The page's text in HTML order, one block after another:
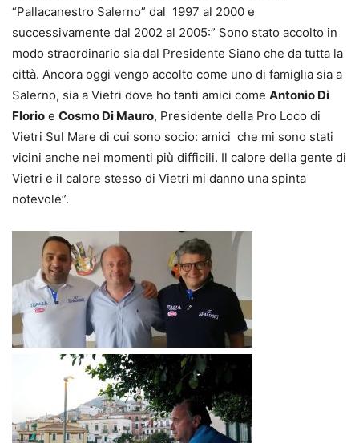
“Pallacanestro Salerno” dal 1997 al 2000 e
successivamente dal 2002 al 2005:” Sono stato accolto in
modo straordinario sia dal Presidente Siano che da tutta la
città. Ancora oggi vengo accolto come uno di famiglia sia a
Salerno, sia a Vietri dove ho tanti amici come Antonio Di
Florio e Cosmo Di Mauro, Presidente della Pro Loco di
Vietri Sul Mare di cui sono socio: amici che mi sono stati
vicini anche nei momenti più difficili. Il calore della gente di
Vietri e il calore stesso di Vietri mi danno una spinta
notevole”.